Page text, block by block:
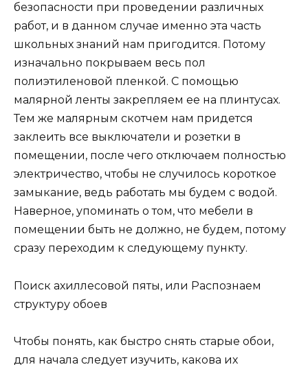
безопасности при проведении различных
работ, и в данном случае именно эта часть
школьных знаний нам пригодится. Потому
изначально покрываем весь пол
полиэтиленовой пленкой. С помощью
малярной ленты закрепляем ее на плинтусах.
Тем же малярным скотчем нам придется
заклеить все выключатели и розетки в
помещении, после чего отключаем полностью
электричество, чтобы не случилось короткое
замыкание, ведь работать мы будем с водой.
Наверное, упоминать о том, что мебели в
помещении быть не должно, не будем, потому
сразу переходим к следующему пункту.
Поиск ахиллесовой пяты, или Распознаем
структуру обоев
Чтобы понять, как быстро снять старые обои,
для начала следует изучить, какова их